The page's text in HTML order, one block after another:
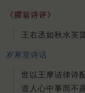
《臞翁诗评》
王右丞如秋水芙
岁寒堂诗话
世以王摩诘律诗
道人心中事而不